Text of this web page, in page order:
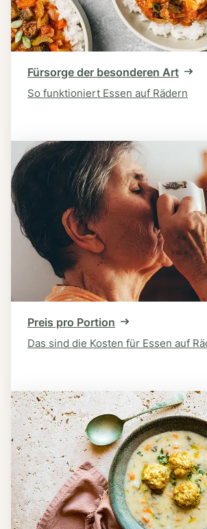
Fürsorge der besonderen Art
So funktioniert Essen auf Rädern
Preis pro Portion
Das sind die Kosten für Essen auf